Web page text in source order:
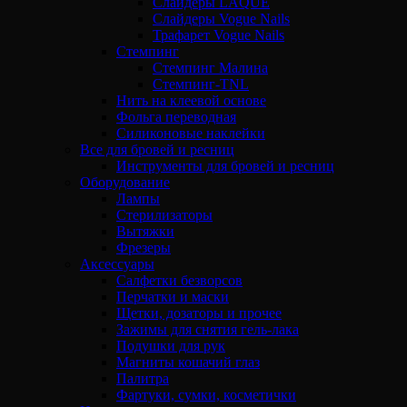
Слайдеры Vogue Nails
Трафарет Vogue Nails
Стемпинг
Стемпинг Малина
Стемпинг-TNL
Нить на клеевой основе
Фольга переводная
Силиконовые наклейки
Все для бровей и ресниц
Инструменты для бровей и ресниц
Оборудование
Лампы
Стерилизаторы
Вытяжки
Фрезеры
Аксессуары
Салфетки безворсов
Перчатки и маски
Щетки, дозаторы и прочее
Зажимы для снятия гель-лака
Подушки для рук
Магниты кошачий глаз
Палитра
Фартуки, сумки, косметички